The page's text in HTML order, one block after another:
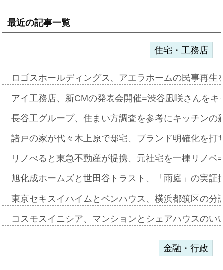
最近の記事一覧
住宅・工務店
ロゴスホールディングス、アエラホームの民事再
アイ工務店、新CMの発表会開催=渋谷凪咲さんを
長谷工グループ、住まい方調査を参考にキッチン
諸戸の家が代々木上原で邸宅、ブランド明確化を
リノべると東急不動産が提携、元社宅を一棟リノ
旭化成ホームズと世田谷トラスト、「雨庭」の実
東京セキスイハイムとベンハウス、横浜都筑区の
コスモスイニシア、マンションとシェアハウスの
金融・行政